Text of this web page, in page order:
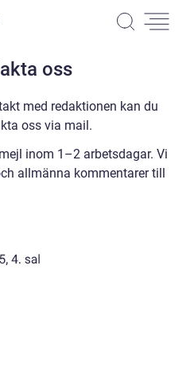
oss
med redaktionen kan du
oss via mail.
inom 1–2 arbetsdagar. Vi
allmänna kommentarer till